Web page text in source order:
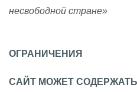
несвободной стране»
ОГРАНИЧЕНИЯ
САЙТ МОЖЕТ СОДЕРЖАТЬ